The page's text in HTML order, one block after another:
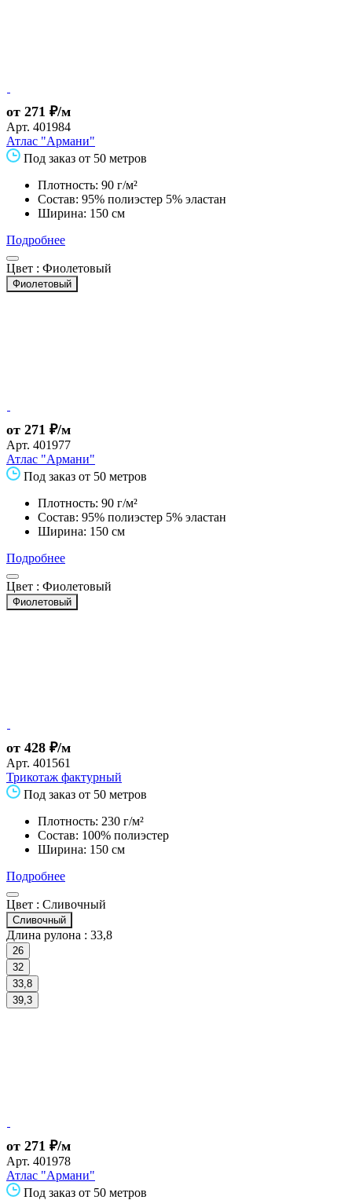
от 271 ₽/м
Арт. 401984
Атлас "Армани"
Под заказ от 50 метров
Плотность: 90 г/м²
Состав: 95% полиэстер 5% эластан
Ширина: 150 см
Подробнее
Цвет : Фиолетовый
Фиолетовый
от 271 ₽/м
Арт. 401977
Атлас "Армани"
Под заказ от 50 метров
Плотность: 90 г/м²
Состав: 95% полиэстер 5% эластан
Ширина: 150 см
Подробнее
Цвет : Фиолетовый
Фиолетовый
от 428 ₽/м
Арт. 401561
Трикотаж фактурный
Под заказ от 50 метров
Плотность: 230 г/м²
Состав: 100% полиэстер
Ширина: 150 см
Подробнее
Цвет : Сливочный
Сливочный
Длина рулона : 33,8
26
32
33,8
39,3
от 271 ₽/м
Арт. 401978
Атлас "Армани"
Под заказ от 50 метров